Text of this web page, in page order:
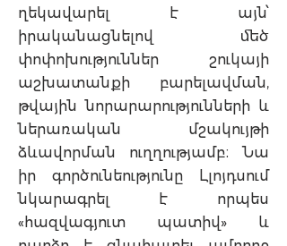
ղեկավարել է այն՝
իրականացնելով մեծ
փոփոխություններ շուկայի
աշխատանքի բարելավման,
թվային նորարարությունների և
ներառական մշակույթի
ձևավորման ուղղությամբ։ Նա
իր գործունեությունը Լլոյդսում
նկարագրել է որպես
«հազվագյուտ պատիվ» և